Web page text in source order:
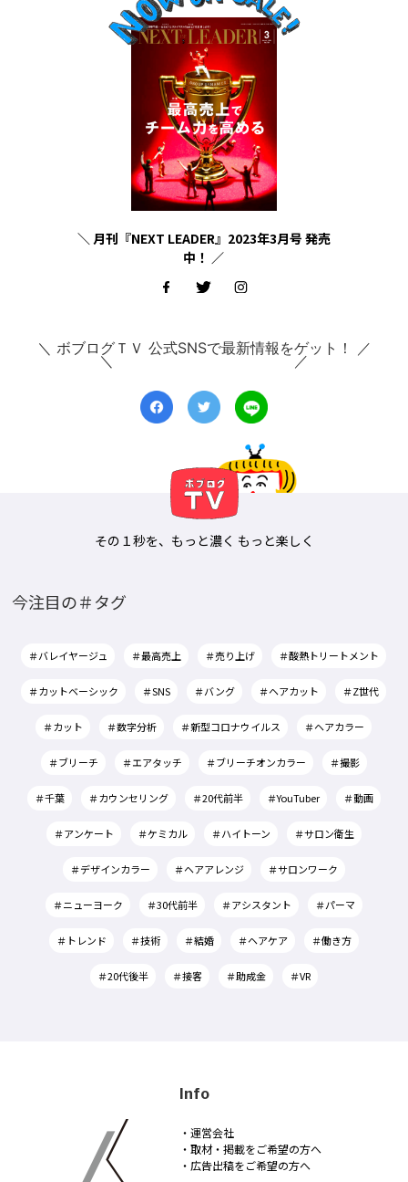
＼ 月刊『NEXT LEADER』2023年3月号 発売
中！ ／
＼ ボブログＴＶ 公式SNSで最新情報をゲット！ ／
その１秒を、もっと濃く もっと楽しく
今注目の＃タグ
＃バレイヤージュ ＃最高売上 ＃売り上げ ＃酸熱トリートメント
＃カットベーシック ＃SNS ＃バング ＃ヘアカット ＃Z世代
＃カット ＃数字分析 ＃新型コロナウイルス ＃ヘアカラー
＃ブリーチ ＃エアタッチ ＃ブリーチオンカラー ＃撮影
＃千葉 ＃カウンセリング ＃20代前半 ＃YouTuber ＃動画
＃アンケート ＃ケミカル ＃ハイトーン ＃サロン衛生
＃デザインカラー ＃ヘアアレンジ ＃サロンワーク
＃ニューヨーク ＃30代前半 ＃アシスタント ＃パーマ
＃トレンド ＃技術 ＃結婚 ＃ヘアケア ＃働き方
＃20代後半 ＃接客 ＃助成金 ＃VR
Info
・運営会社
・取材・掲載をご希望の方へ
・広告出稿をご希望の方へ